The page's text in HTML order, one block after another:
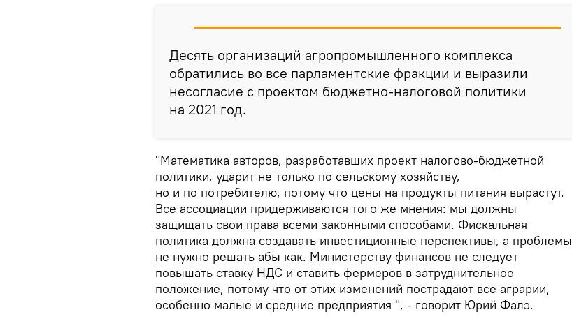
Десять организаций агропромышленного комплекса
обратились во все парламентские фракции и выразили
несогласие с проектом бюджетно-налоговой политики
на 2021 год.
"Математика авторов, разработавших проект налогово-бюджетной
политики, ударит не только по сельскому хозяйству,
но и по потребителю, потому что цены на продукты питания вырастут.
Все ассоциации придерживаются того же мнения: мы должны
защищать свои права всеми законными способами. Фискальная
политика должна создавать инвестиционные перспективы, а проблемы
не нужно решать абы как. Министерству финансов не следует
повышать ставку НДС и ставить фермеров в затруднительное
положение, потому что от этих изменений пострадают все аграрии,
особенно малые и средние предприятия ", - говорит Юрий Фалэ.